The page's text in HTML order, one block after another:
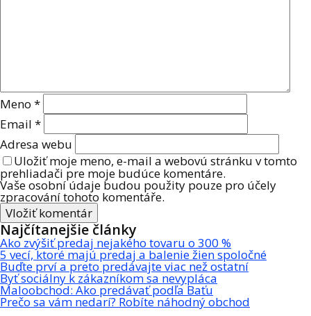
Meno *
Email *
Adresa webu
Uložiť moje meno, e-mail a webovú stránku v tomto
prehliadači pre moje budúce komentáre.
Vaše osobní údaje budou použity pouze pro účely
zpracování tohoto komentáře.
Najčítanejšie články
Ako zvýšiť predaj nejakého tovaru o 300 %
5 vecí, ktoré majú predaj a balenie žien spoločné
Buďte prví a preto predávajte viac než ostatní
Byť sociálny k zákazníkom sa nevypláca
Maloobchod: Ako predávať podľa Baťu
Prečo sa vám nedarí? Robíte náhodný obchod